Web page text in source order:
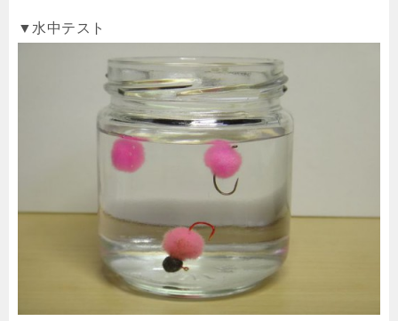
▼水中テスト